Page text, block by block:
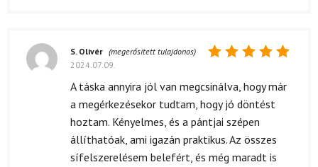
5/ 5
S. Olivér (megerősített tulajdonos)
2024.07.09.
A táska annyira jól van megcsinálva, hogy már
a megérkezésekor tudtam, hogy jó döntést
hoztam. Kényelmes, és a pántjai szépen
állíthatóak, ami igazán praktikus. Az összes
sífelszerelésem belefért, és még maradt is